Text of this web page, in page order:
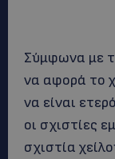
Σύμφωνα με
να αφορά το
να είναι
οι σχιστίες
σχιστία